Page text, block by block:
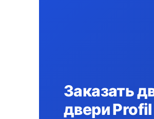
Заказать
двери